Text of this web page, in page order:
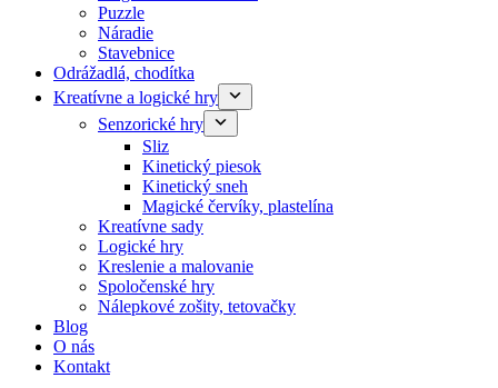
Puzzle
Náradie
Stavebnice
Odrážadlá, chodítka
Kreatívne a logické hry
Senzorické hry
Sliz
Kinetický piesok
Kinetický sneh
Magické červíky, plastelína
Kreatívne sady
Logické hry
Kreslenie a malovanie
Spoločenské hry
Nálepkové zošity, tetovačky
Blog
O nás
Kontakt